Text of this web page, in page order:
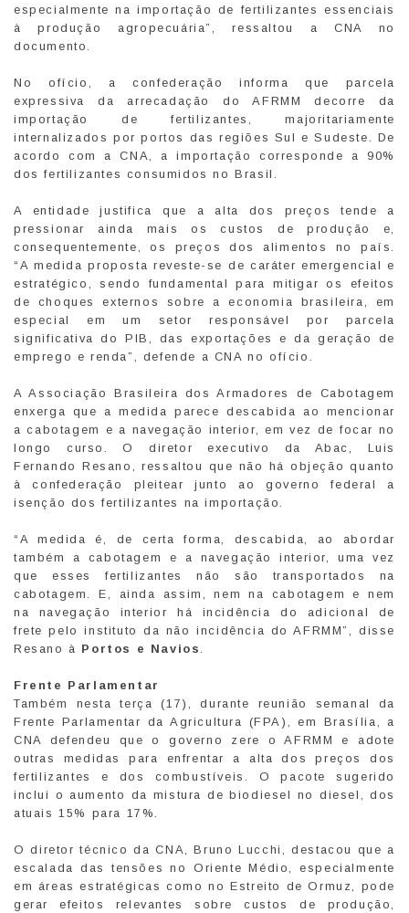
especialmente na importação de fertilizantes essenciais
à produção agropecuária”, ressaltou a CNA no
documento.
No ofício, a confederação informa que parcela
expressiva da arrecadação do AFRMM decorre da
importação de fertilizantes, majoritariamente
internalizados por portos das regiões Sul e Sudeste. De
acordo com a CNA, a importação corresponde a 90%
dos fertilizantes consumidos no Brasil.
A entidade justifica que a alta dos preços tende a
pressionar ainda mais os custos de produção e,
consequentemente, os preços dos alimentos no país.
“A medida proposta reveste-se de caráter emergencial e
estratégico, sendo fundamental para mitigar os efeitos
de choques externos sobre a economia brasileira, em
especial em um setor responsável por parcela
significativa do PIB, das exportações e da geração de
emprego e renda”, defende a CNA no ofício.
A Associação Brasileira dos Armadores de Cabotagem
enxerga que a medida parece descabida ao mencionar
a cabotagem e a navegação interior, em vez de focar no
longo curso. O diretor executivo da Abac, Luis
Fernando Resano, ressaltou que não há objeção quanto
à confederação pleitear junto ao governo federal a
isenção dos fertilizantes na importação.
“A medida é, de certa forma, descabida, ao abordar
também a cabotagem e a navegação interior, uma vez
que esses fertilizantes não são transportados na
cabotagem. E, ainda assim, nem na cabotagem e nem
na navegação interior há incidência do adicional de
frete pelo instituto da não incidência do AFRMM”, disse
Resano à Portos e Navios.
Frente Parlamentar
Também nesta terça (17), durante reunião semanal da
Frente Parlamentar da Agricultura (FPA), em Brasília, a
CNA defendeu que o governo zere o AFRMM e adote
outras medidas para enfrentar a alta dos preços dos
fertilizantes e dos combustíveis. O pacote sugerido
inclui o aumento da mistura de biodiesel no diesel, dos
atuais 15% para 17%.
O diretor técnico da CNA, Bruno Lucchi, destacou que a
escalada das tensões no Oriente Médio, especialmente
em áreas estratégicas como no Estreito de Ormuz, pode
gerar efeitos relevantes sobre custos de produção,